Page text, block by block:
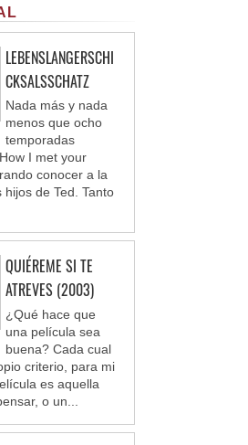
LEBENSLANGERSCHI
CKSALSSCHATZ
Nada más y nada
menos que ocho
temporadas
I met your
conocer a la
hijos de Ted. Tanto
QUIÉREME SI TE
ATREVES (2003)
¿Qué hace que
una película sea
buena? Cada cual
criterio, para mi
es aquella
o un...